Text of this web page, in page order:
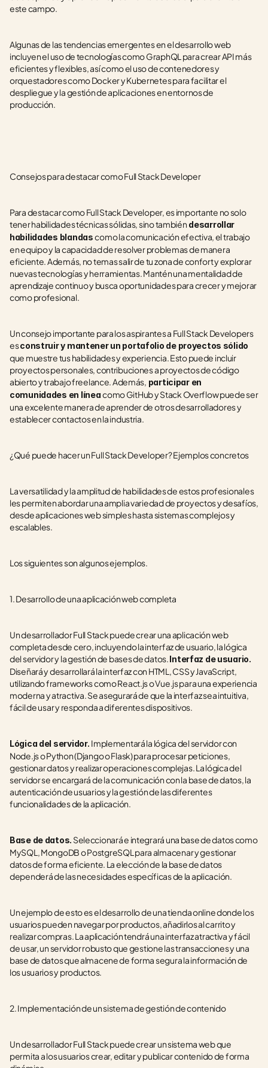
este campo.
Algunas de las tendencias emergentes en el desarrollo web
incluyen el uso de tecnologías como GraphQL para crear API más
eficientes y flexibles, así como el uso de contenedores y
orquestadores como Docker y Kubernetes para facilitar el
despliegue y la gestión de aplicaciones en entornos de
producción.
Consejos para destacar como Full Stack Developer
Para destacar como Full Stack Developer, es importante no solo
tener habilidades técnicas sólidas, sino también desarrollar
habilidades blandas como la comunicación efectiva, el trabajo
en equipo y la capacidad de resolver problemas de manera
eficiente. Además, no temas salir de tu zona de confort y explorar
nuevas tecnologías y herramientas. Mantén una mentalidad de
aprendizaje continuo y busca oportunidades para crecer y mejorar
como profesional.
Un consejo importante para los aspirantes a Full Stack Developers
es
que muestre tus habilidades y experiencia. Esto puede incluir
proyectos personales, contribuciones a proyectos de código
abierto y trabajo freelance. Además, participar en
comunidades en línea como GitHub y Stack Overflow puede ser
una excelente manera de aprender de otros desarrolladores y
establecer contactos en la industria.
¿Qué puede hacer un Full Stack Developer? Ejemplos concretos
La versatilidad y la amplitud de habilidades de estos profesionales
les permiten abordar una amplia variedad de proyectos y desafíos,
desde aplicaciones web simples hasta sistemas complejos y
escalables.
Los siguientes son algunos ejemplos.
1. Desarrollo de una aplicación web completa
Un desarrollador Full Stack puede crear una aplicación web
completa desde cero, incluyendo la interfaz de usuario, la lógica
del servidor y la gestión de bases de datos. Interfaz de usuario.
Diseñará y desarrollará la interfaz con HTML, CSS y JavaScript,
utilizando frameworks como React.js o Vue.js para una experiencia
moderna y atractiva. Se asegurará de que la interfaz sea intuitiva,
fácil de usar y responda a diferentes dispositivos.
Lógica del servidor. Implementará la lógica del servidor con
Node.js o Python (Django o Flask) para procesar peticiones,
gestionar datos y realizar operaciones complejas. La lógica del
servidor se encargará de la comunicación con la base de datos, la
autenticación de usuarios y la gestión de las diferentes
funcionalidades de la aplicación.
Base de datos. Seleccionará e integrará una base de datos como
MySQL, MongoDB o PostgreSQL para almacenar y gestionar
datos de forma eficiente. La elección de la base de datos
dependerá de las necesidades específicas de la aplicación.
Un ejemplo de esto es el desarrollo de una tienda online donde los
usuarios pueden navegar por productos, añadirlos al carrito y
realizar compras. La aplicación tendrá una interfaz atractiva y fácil
de usar, un servidor robusto que gestione las transacciones y una
base de datos que almacene de forma segura la información de
los usuarios y productos.
2. Implementación de un sistema de gestión de contenido
Un desarrollador Full Stack puede crear un sistema web que
permita a los usuarios crear, editar y publicar contenido de forma